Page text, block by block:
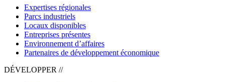
Expertises régionales
Parcs industriels
Locaux disponibles
Entreprises présentes
Environnement d’affaires
Partenaires de développement économique
DÉVELOPPER //